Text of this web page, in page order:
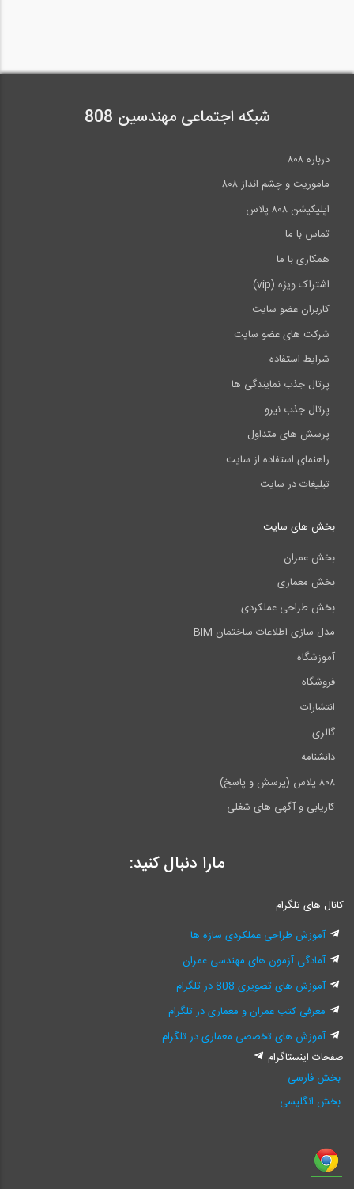
شبکه اجتماعی مهندسین 808
درباره ۸۰۸
ماموریت و چشم انداز ۸۰۸
اپلیکیشن ۸۰۸ پلاس
تماس با ما
همکاری با ما
اشتراک ویژه (vip)
کاربران عضو سایت
شرکت های عضو سایت
شرایط استفاده
پرتال جذب نمایندگی ها
پرتال جذب نیرو
پرسش های متداول
راهنمای استفاده از سایت
تبلیغات در سایت
بخش های سایت
بخش عمران
بخش معماری
بخش طراحی عملکردی
مدل سازی اطلاعات ساختمان BIM
آموزشگاه
فروشگاه
انتشارات
گالری
دانشنامه
۸۰۸ پلاس (پرسش و پاسخ)
کاریابی و آگهی های شغلی
مارا دنبال کنید:
کانال های تلگرام
آموزش طراحی عملکردی سازه ها
آمادگی آزمون های مهندسی عمران
آموزش های تصویری 808 در تلگرام
معرفی کتب عمران و معماری در تلگرام
آموزش های تخصصی معماری در تلگرام
صفحات اینستاگرام
بخش فارسی
بخش انگلیسی